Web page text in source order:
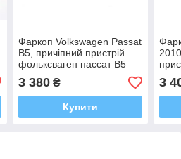
Фаркоп Volkswagen Passat
B5, причіпний пристрій
фольксваген пассат В5
3 380₴
Купити
3